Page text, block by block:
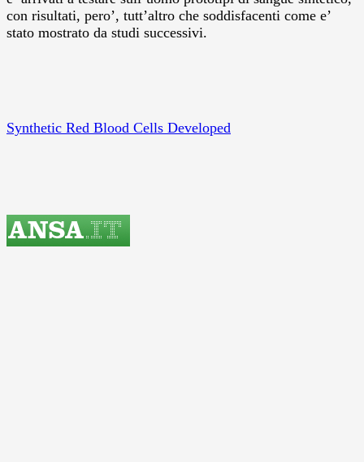
con risultati, pero’, tutt’altro che soddisfacenti come e’
stato mostrato da studi successivi.
Synthetic Red Blood Cells Developed